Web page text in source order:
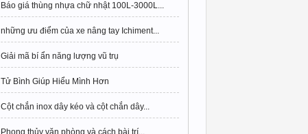
Báo giá thùng nhựa chữ nhật 100L-3000L...
những ưu điểm của xe nâng tay Ichiment...
Giải mã bí ẩn năng lượng vũ trụ
Tử Bình Giúp Hiểu Mình Hơn
Cột chắn inox dây kéo và cột chắn dây...
Phong thủy văn phòng và cách bài trí...